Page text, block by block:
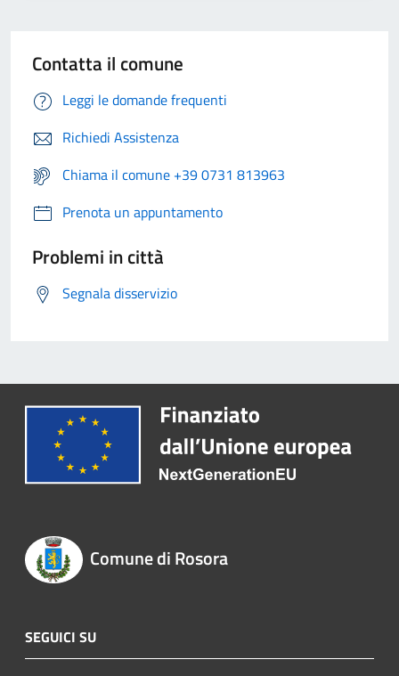
Contatta il comune
Leggi le domande frequenti
Richiedi Assistenza
Chiama il comune +39 0731 813963
Prenota un appuntamento
Problemi in città
Segnala disservizio
Comune di Rosora
SEGUICI SU